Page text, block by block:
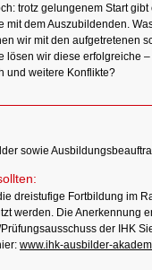
trotz gelungenem Start gibt
mit dem Auszubildenden.
wir mit den aufgetretenen
lösen wir diese erfolgreiche –
und weitere Konflikte?
sowie
dreistufige Fortbildung im
werden. Die Anerkennung
der IHK
www.ihk-ausbilder-